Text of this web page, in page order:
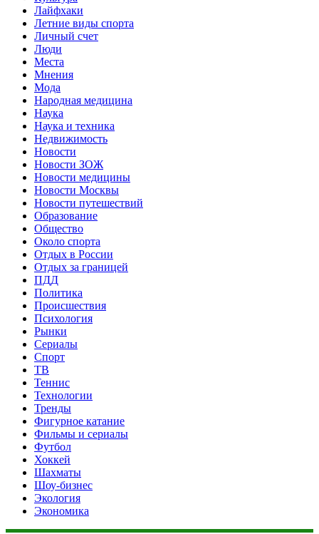
Лайфхаки
Летние виды спорта
Личный счет
Люди
Места
Мнения
Мода
Народная медицина
Наука
Наука и техника
Недвижимость
Новости
Новости ЗОЖ
Новости медицины
Новости Москвы
Новости путешествий
Образование
Общество
Около спорта
Отдых в России
Отдых за границей
ПДД
Политика
Происшествия
Психология
Рынки
Сериалы
Спорт
ТВ
Теннис
Технологии
Тренды
Фигурное катание
Фильмы и сериалы
Футбол
Хоккей
Шахматы
Шоу-бизнес
Экология
Экономика